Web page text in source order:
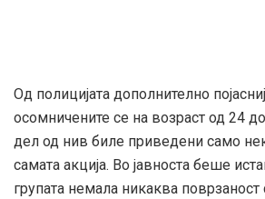
Од полицијата дополнително
осомничените се на возраст од 24
дел од нив биле приведени само
самата акција. Во јавноста беше
групата немала никаква поврзаност